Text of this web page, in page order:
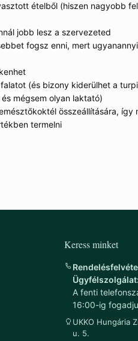
ételből (hiszen nagyobb
jobb lesz a szervezeted
fogsz enni, mert
(és bizony kiderülhet a
mégsem olyan laktató)
összeállítására, így
termelni
Keress minket
Ügyfélszolgálat:
A fenti
16:00-ig
UKKO Hungária
u. 5.